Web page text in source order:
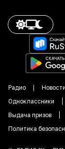
Радио Новости
Одноклассники
Выдача призов
Политика